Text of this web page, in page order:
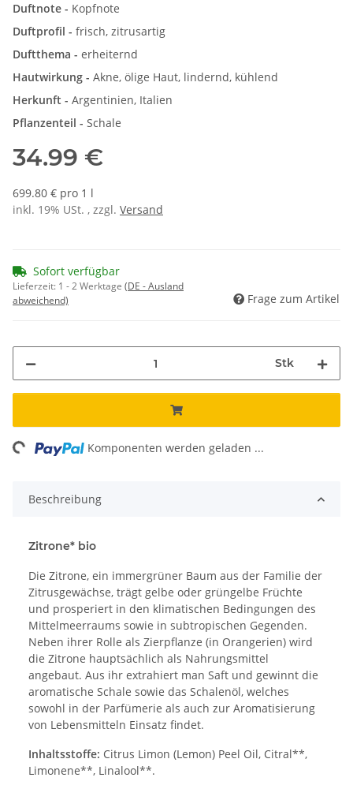
Duftnote - Kopfnote
Duftprofil - frisch, zitrusartig
Duftthema - erheiternd
Hautwirkung - Akne, ölige Haut, lindernd, kühlend
Herkunft - Argentinien, Italien
Pflanzenteil - Schale
34.99 €
699.80 € pro 1 l
inkl. 19% USt. , zzgl. Versand
Sofort verfügbar
Lieferzeit: 1 - 2 Werktage (DE - Ausland
abweichend)
Frage zum Artikel
Stk
Komponenten werden geladen ...
Beschreibung
Zitrone* bio
Die Zitrone, ein immergrüner Baum aus der Familie der
Zitrusgewächse, trägt gelbe oder grüngelbe Früchte
und prosperiert in den klimatischen Bedingungen des
Mittelmeerraums sowie in subtropischen Gegenden.
Neben ihrer Rolle als Zierpflanze (in Orangerien) wird
die Zitrone hauptsächlich als Nahrungsmittel
angebaut. Aus ihr extrahiert man Saft und gewinnt die
aromatische Schale sowie das Schalenöl, welches
sowohl in der Parfümerie als auch zur Aromatisierung
von Lebensmitteln Einsatz findet.
Inhaltsstoffe: Citrus Limon (Lemon) Peel Oil, Citral**,
Limonene**, Linalool**.